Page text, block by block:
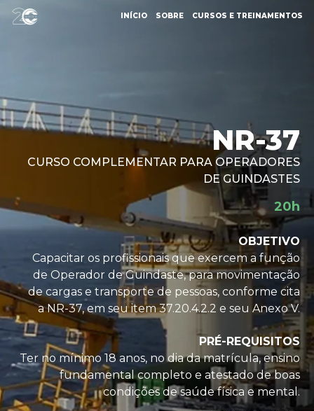
INÍCIO SOBRE CURSOS E TREINAMENTOS
NR-37
CURSO COMPLEMENTAR PARA OPERADORES
DE GUINDASTES
20h
OBJETIVO
Capacitar os profissionais que exercem a função
de Operador de Guindaste, para movimentação
de cargas e transporte de pessoas, conforme cita
a NR-37, em seu item 37.20.4.2.2 e seu Anexo V.
PRÉ-REQUISITOS
Ter no mínimo 18 anos, no dia da matrícula, ensino
fundamental completo e atestado de boas
condições de saúde física e mental.